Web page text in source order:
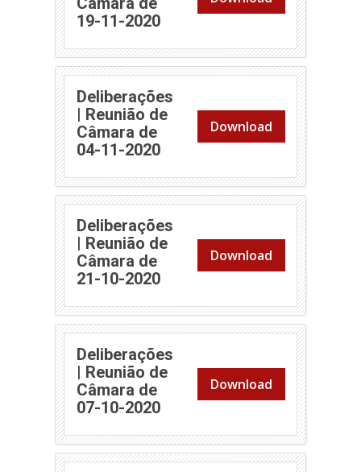
19-11-2020(abre em nova janela)
Deliberações
| Reunião de
Câmara de
04-11-2020(abre em nova janela)
Download
Deliberações
| Reunião de
Câmara de
21-10-2020(abre em nova janela)
Download
Deliberações
| Reunião de
Câmara de
07-10-2020(abre em nova janela)
Download